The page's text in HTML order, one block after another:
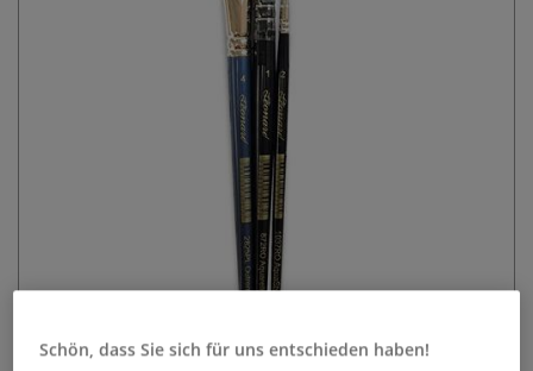
Schön, dass Sie sich für uns entschieden haben!